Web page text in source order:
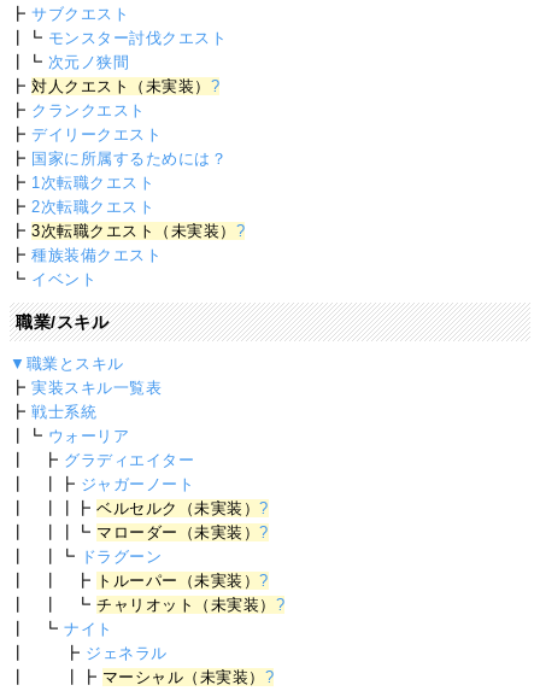
┣サブクエスト
┃┗ モンスター討伐クエスト
┃┗ 次元ノ狭間
┣対人クエスト（未実装） ?
┣ クランクエスト
┣デイリークエスト
┣ 国家に所属するためには？
┣ 1次転職クエスト
┣ 2次転職クエスト
┣3次転職クエスト（未実装） ?
┣種族装備クエスト
┗ イベント
職業/スキル
▼職業とスキル
┣実装スキル一覧表
┣戦士系統
┃┗ ウォーリア
┃ ┣ グラディエイター
┃ ┃┣ ジャガーノート
┃ ┃┃┣ベルセルク（未実装）?
┃ ┃┃┗ マローダー（未実装）?
┃ ┃┗ ドラグーン
┃ ┃ ┣ トルーパー（未実装）?
┃ ┃ ┗チャリオット（未実装） ?
┃ ┗ナイト
┃ ┣ ジェネラル
┃ ┃┣ マーシャル（未実装） ?